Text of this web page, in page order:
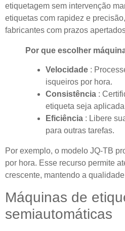
etiquetagem sem intervenção
etiquetas com rapidez e
fabricantes com prazos
Por que escolher
Velocidade :
isqueiros por hora.
Consistência :
etiqueta seja
Eficiência : Libere
para outras tarefas.
Por exemplo, o modelo JQ-TB
por hora. Esse recurso permite
crescente, mantendo a
Máquinas de
semiautomáticas